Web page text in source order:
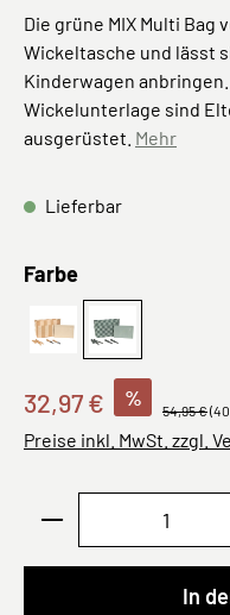
Die grüne MIX Multi Bag
Wickeltasche und lässt
Kinderwagen
Wickelunterlage sind
ausgerüstet. Mehr
Lieferbar
Farbeauswählen
Kamel BeigeGrün Oliv
32,97 € % 54,95 €
Preise inkl. MwSt. zzgl.
Produkt Anzahl:
In